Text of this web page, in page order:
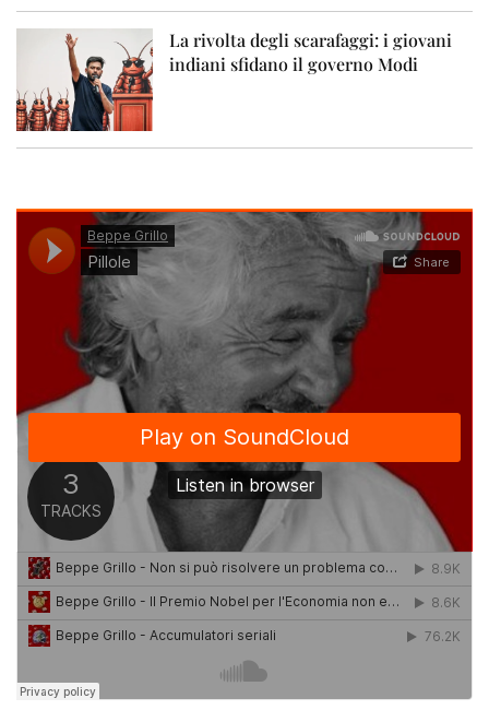
La rivolta degli scarafaggi: i giovani
indiani sfidano il governo Modi